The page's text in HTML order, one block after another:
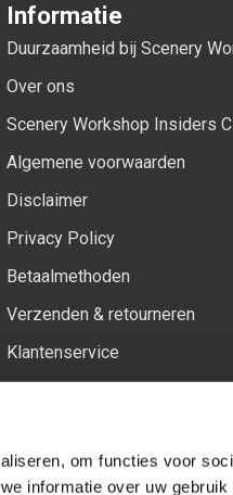
om functies voor
informatie over uw
Informatie
Duurzaamheid bij Scenery
Over ons
Scenery Workshop Insiders
Algemene voorwaarden
Disclaimer
Privacy Policy
Betaalmethoden
Verzenden & retourneren
Klantenservice